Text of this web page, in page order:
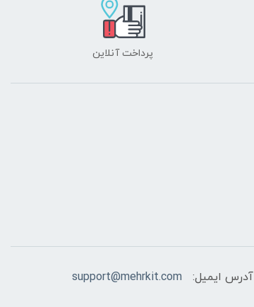
پرداخت آنلاین
آدرس ایمیل: support@mehrkit.com